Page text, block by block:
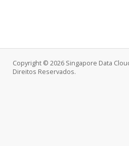
Copyright © 2026 Singapore Data
Direitos Reservados.